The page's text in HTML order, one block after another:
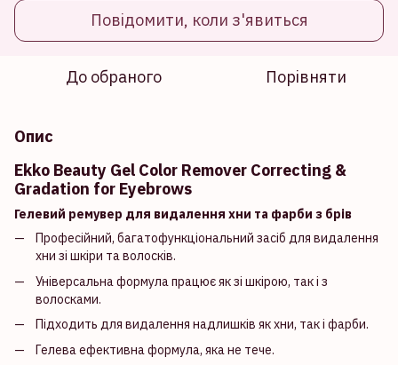
Повідомити, коли з'явиться
До обраного Порівняти
Опис
Ekko Beauty Gel Color Remover Correcting &
Gradation for Eyebrows
Гелевий ремувер для видалення хни та фарби з брів
Професійний, багатофункціональний засіб для видалення
хни зі шкіри та волосків.
Універсальна формула працює як зі шкірою, так і з
волосками.
Підходить для видалення надлишків як хни, так і фарби.
Гелева ефективна формула, яка не тече.